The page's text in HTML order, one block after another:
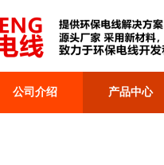
公司介绍 产品中心